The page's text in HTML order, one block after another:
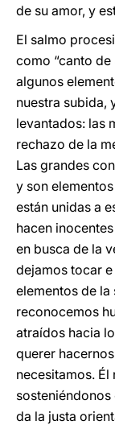
de su amor, y
El salmo
como “canto
algunos
nuestra subida,
levantados: las
rechazo de la
Las grandes
y son
están unidas a
hacen
en busca de la
dejamos tocar
elementos de
reconocemos
atraídos hacia
querer
necesitamos. Él
sosteniéndonos
da la justa